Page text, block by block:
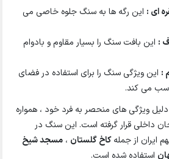
ای : این رگه ها به سنگ جلوه خاصی می
: این بافت سنگ را بسیار مقاوم و بادوام
: این ویژگی سنگ را برای استفاده در فضای
می کند.
ویژگی های منحصر به فرد خود ، همواره
داخلی قرار گرفته است. این سنگ در
ایران از جملهکاخ گلستان ،مسجد شیخ
استفاده شده است.